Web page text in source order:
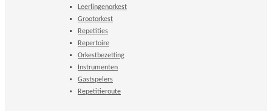
Leerlingenorkest
Grootorkest
Repetities
Repertoire
Orkestbezetting
Instrumenten
Gastspelers
Repetitieroute